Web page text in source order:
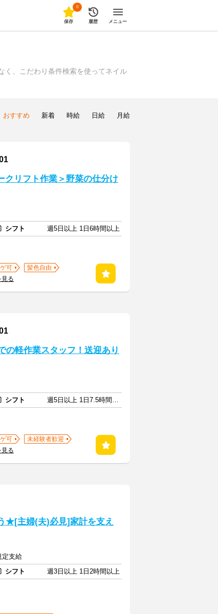
0
保存 履歴 メニュー
く、こだわり条件検索を使ってネイル
おすすめ 新着 時給 日給 月給
クリフト作業＞野菜の仕分け
シフト
週5日以上 1日6時間以上
可
髪色自由
る
の軽作業スタッフ！送迎あり
シフト
週5日以上 1日7.5時間以上
可
未経験者歓迎
る
★[主婦(夫)必見]家計を支え
定支給
シフト
週3日以上 1日2時間以上